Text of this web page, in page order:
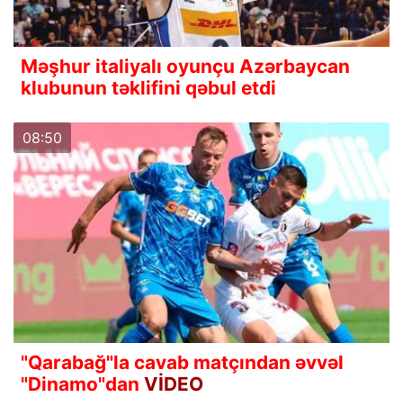
Məşhur italiyalı oyunçu Azərbaycan
klubunun təklifini qəbul etdi
08:50
"Qarabağ"la cavab matçından əvvəl
"Dinamo"dan VİDEO